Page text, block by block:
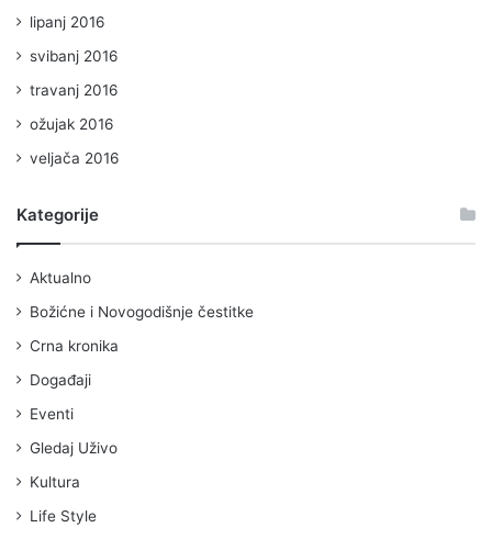
lipanj 2016
svibanj 2016
travanj 2016
ožujak 2016
veljača 2016
Kategorije
Aktualno
Božićne i Novogodišnje čestitke
Crna kronika
Događaji
Eventi
Gledaj Uživo
Kultura
Life Style